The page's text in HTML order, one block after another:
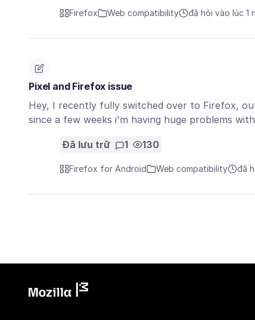
Firefox Web compatibility đã hỏi vào lúc 1
Pixel and Firefox issue
Hey, I recently fully switched over to Firefox,
since a few weeks i'm having huge problems
Đã lưu trữ 1 130
Firefox for Android Web compatibility đã